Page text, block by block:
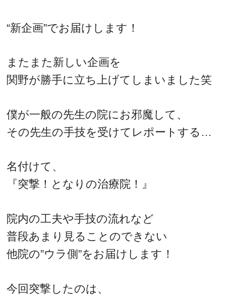
“新企画”でお届けします！
またまた新しい企画を
関野が勝手に立ち上げてしまいました笑
僕が一般の先生の院にお邪魔して、
その先生の手技を受けてレポートする…
名付けて、
『突撃！となりの治療院！』
院内の工夫や手技の流れなど
普段あまり見ることのできない
他院の”ウラ側”をお届けします！
今回突撃したのは、